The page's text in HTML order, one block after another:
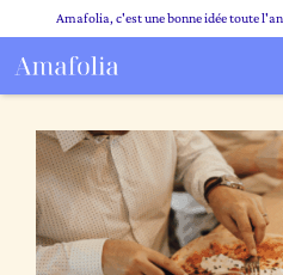
Amafolia, c'est une bonne idée toute